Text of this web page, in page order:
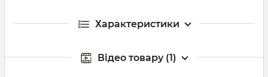
Характеристики
Відео товару (1)